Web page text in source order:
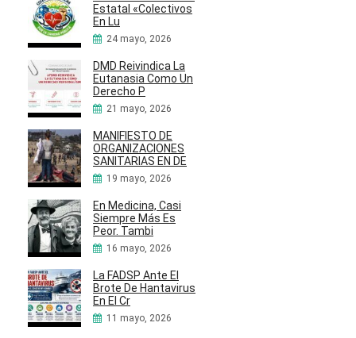
Estatal «Colectivos
En Lu
24 mayo, 2026
DMD Reivindica La
Eutanasia Como Un
Derecho P
21 mayo, 2026
MANIFIESTO DE
ORGANIZACIONES
SANITARIAS EN DE
19 mayo, 2026
En Medicina, Casi
Siempre Más Es
Peor. Tambi
16 mayo, 2026
La FADSP Ante El
Brote De Hantavirus
En El Cr
11 mayo, 2026